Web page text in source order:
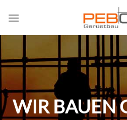
WIR BAUEN